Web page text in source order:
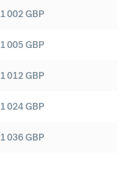
1 002GBP
1 005GBP
1 012GBP
1 024GBP
1 036GBP